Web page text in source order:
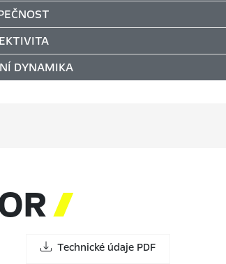
DYNAMIKA

Technické údaje PDF